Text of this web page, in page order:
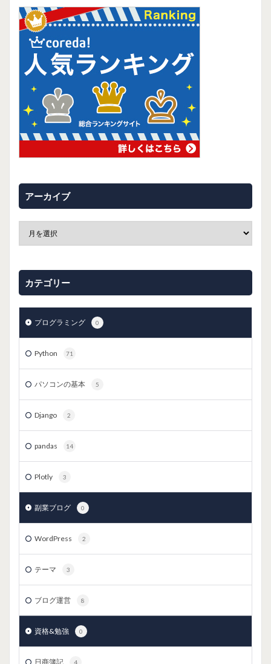
アーカイブ
カテゴリー
プログラミング 0
Python 71
パソコンの基本 5
Django 2
pandas 14
Plotly 3
副業ブログ 0
WordPress 2
テーマ 3
ブログ運営 8
資格&勉強 0
日商簿記 4